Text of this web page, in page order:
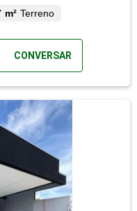
m² Terreno
CONVERSAR